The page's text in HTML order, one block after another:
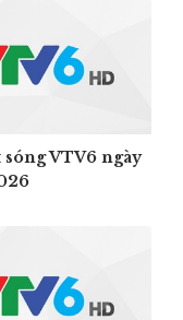
VTV6 ngày